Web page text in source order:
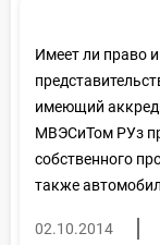
Имеет ли право
имеющий
МВЭСиТом РУз
собственного
также
02.10.2014